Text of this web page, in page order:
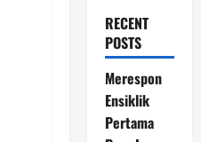
RECENT
POSTS
Merespon
Ensiklik
Pertama